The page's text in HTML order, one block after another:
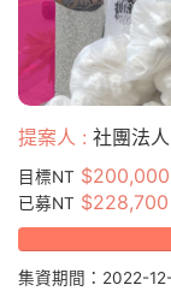
提案人 : 社團法
目標NT $200,000
已募NT $228,700
集資期間：2022-